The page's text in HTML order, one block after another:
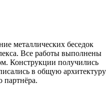
металлических беседок
Все работы выполнены
Конструкции получились
в общую архитектуру
партнёра.